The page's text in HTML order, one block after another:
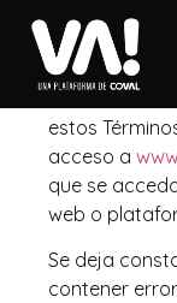
sociedad
República de
contrato
estos
acceso a
que se
web o
Se deja
contener